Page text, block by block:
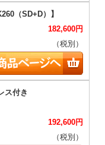
182,600円
（税別）
192,600円
（税別）